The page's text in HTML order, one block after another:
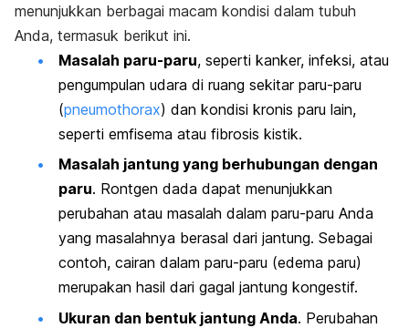
menunjukkan berbagai macam kondisi dalam tubuh
Anda, termasuk berikut ini.
Masalah paru-paru, seperti kanker, infeksi, atau
pengumpulan udara di ruang sekitar paru-paru
(pneumothorax) dan kondisi kronis paru lain,
seperti emfisema atau fibrosis kistik.
Masalah jantung yang berhubungan dengan
paru. Rontgen dada dapat menunjukkan
perubahan atau masalah dalam paru-paru Anda
yang masalahnya berasal dari jantung. Sebagai
contoh, cairan dalam paru-paru (edema paru)
merupakan hasil dari gagal jantung kongestif.
Ukuran dan bentuk jantung Anda. Perubahan